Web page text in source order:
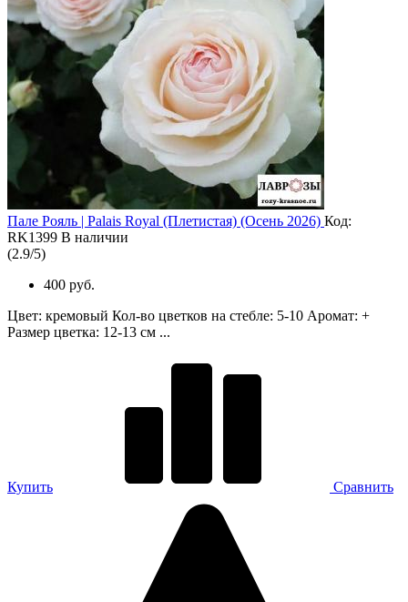
Пале Рояль | Palais Royal (Плетистая) (Осень 2026) Код:
RK1399 В наличии
(2.9/5)
400 руб.
Цвет: кремовый Кол-во цветков на стебле: 5-10 Аромат: +
Размер цветка: 12-13 см ...
Купить Сравнить